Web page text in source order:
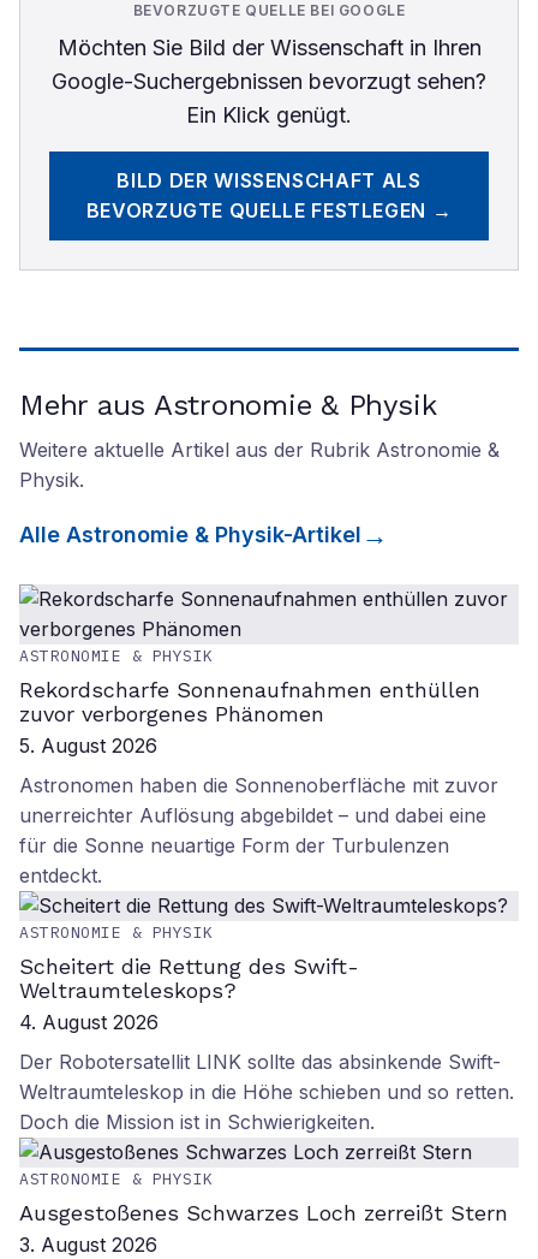
BEVORZUGTE QUELLE BEI GOOGLE
Möchten Sie Bild der Wissenschaftin Ihren
Google-Suchergebnissen bevorzugt sehen?
Ein Klick genügt.
BILD DER WISSENSCHAFT ALS
BEVORZUGTE QUELLE FESTLEGEN →
Mehr aus Astronomie & Physik
Weitere aktuelle Artikel aus der Rubrik Astronomie &
Physik.
Alle Astronomie & Physik-Artikel
ASTRONOMIE & PHYSIK
Rekordscharfe Sonnenaufnahmen enthüllen
zuvor verborgenes Phänomen
5. August 2026
Astronomen haben die Sonnenoberfläche mit zuvor
unerreichter Auflösung abgebildet – und dabei eine
für die Sonne neuartige Form der Turbulenzen
entdeckt.
ASTRONOMIE & PHYSIK
Scheitert die Rettung des Swift-
Weltraumteleskops?
4. August 2026
Der Robotersatellit LINK sollte das absinkende Swift-
Weltraumteleskop in die Höhe schieben und so retten.
Doch die Mission ist in Schwierigkeiten.
ASTRONOMIE & PHYSIK
Ausgestoßenes Schwarzes Loch zerreißt Stern
3. August 2026